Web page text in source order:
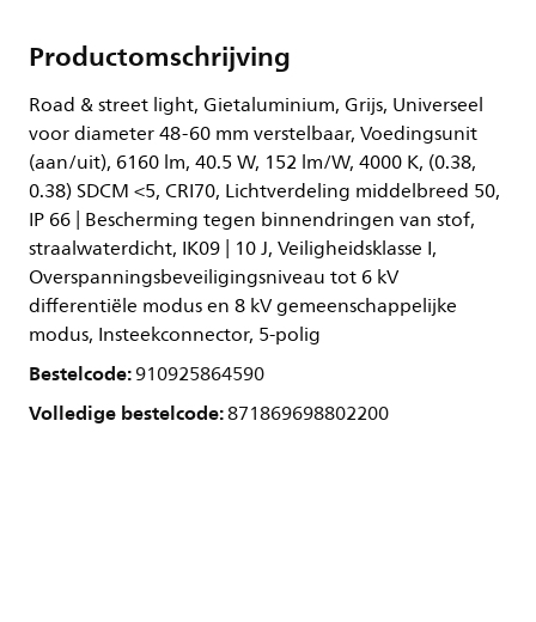
Productomschrijving
Road & street light, Gietaluminium, Grijs, Universeel
voor diameter 48-60 mm verstelbaar, Voedingsunit
(aan/uit), 6160 lm, 40.5 W, 152 lm/W, 4000 K, (0.38,
0.38) SDCM <5, CRI70, Lichtverdeling middelbreed 50,
IP 66 | Bescherming tegen binnendringen van stof,
straalwaterdicht, IK09 | 10 J, Veiligheidsklasse I,
Overspanningsbeveiligingsniveau tot 6 kV
differentiële modus en 8 kV gemeenschappelijke
modus, Insteekconnector, 5-polig
Bestelcode:910925864590
Volledige bestelcode:871869698802200